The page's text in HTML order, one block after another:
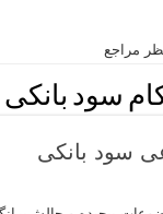
مراجع
سود
سود بانکی